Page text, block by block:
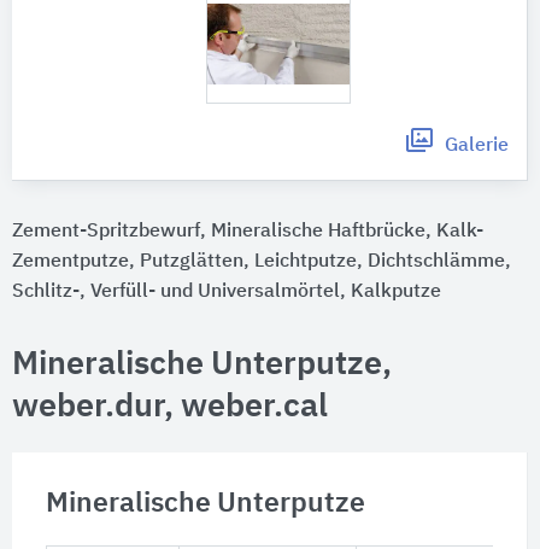
Galerie
Zement-Spritzbewurf, Mineralische Haftbrücke, Kalk-
Zementputze, Putzglätten, Leichtputze, Dichtschlämme,
Schlitz-, Verfüll- und Universalmörtel, Kalkputze
Mineralische Unterputze,
weber.dur, weber.cal
Mineralische Unterputze